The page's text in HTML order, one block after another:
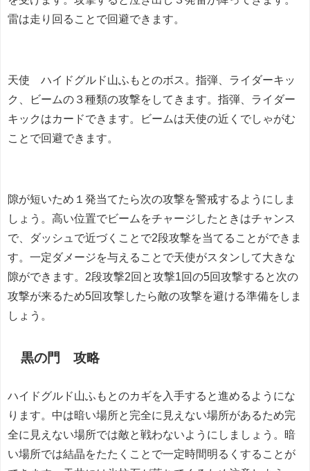
雷は走り回ることで回避できます。
天使 ハイドグルド山ふもとのボス。指弾、ライダーキッ
ク、ビームの３種類の攻撃をしてきます。指弾、ライダー
キックはカードできます。ビームは天使の近くでしゃがむ
ことで回避できます。
隙が短いため１発当てたら次の攻撃を警戒するようにしま
しょう。高い位置でビームをチャージしたときはチャンス
で、ダッシュで近づくことで2段攻撃を当てることができま
す。一定ダメージを与えることで天使がスタンして大きな
隙ができます。2段攻撃2回と攻撃1回の5回攻撃すると次の
攻撃が来るため5回攻撃したら敵の攻撃を避ける準備をしま
しょう。
黒の門 攻略
ハイドグルド山ふもとのカギを入手すると進めるようにな
ります。中は暗い場所と完全に見えない場所があるため完
全に見えない場所では敵と戦わないようにしましょう。暗
い場所では結晶をたたくことで一定時間明るくすることが